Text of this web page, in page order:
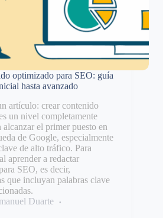
optimizado para SEO: guía
hasta avanzado
artículo: crear contenido
un nivel completamente
el primer puesto en
de Google, especialmente
de alto tráfico. Para
aprender a redactar
SEO, es decir,
que incluyan palabras clave
Duarte